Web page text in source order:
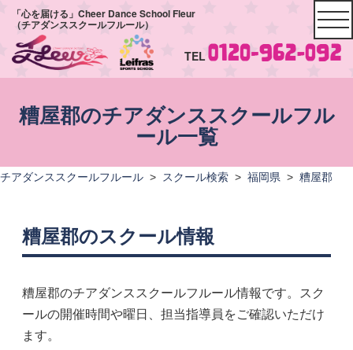
「心を届ける」Cheer Dance School Fleur
（チアダンススクールフルール）
TEL
糟屋郡のチアダンススクールフル
ール一覧
チアダンススクールフルール > スクール検索 > 福岡県 > 糟屋郡
糟屋郡のスクール情報
糟屋郡のチアダンススクールフルール情報です。スク
ールの開催時間や曜日、担当指導員をご確認いただけ
ます。